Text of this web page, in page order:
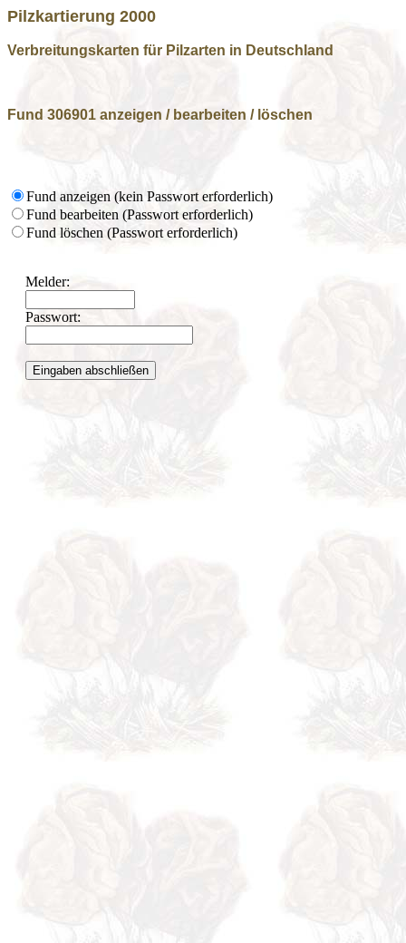
Pilzkartierung 2000
Verbreitungskarten für Pilzarten in Deutschland
Fund 306901 anzeigen / bearbeiten / löschen
Fund anzeigen (kein Passwort erforderlich)
Fund bearbeiten (Passwort erforderlich)
Fund löschen (Passwort erforderlich)
Melder:
Passwort: